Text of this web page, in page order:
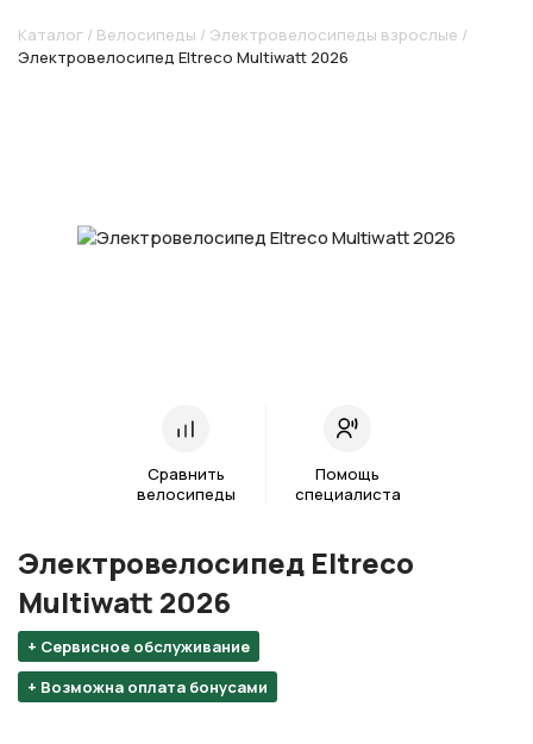
Каталог / Велосипеды / Электровелосипеды взрослые /
Электровелосипед Eltreco Multiwatt 2026
Сравнить
велосипеды
Помощь
специалиста
+ Сервисное обслуживание
+ Возможна оплата бонусами
Электровелосипед Eltreco
Multiwatt 2026